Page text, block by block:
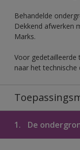
Behandelde
Dekkend afwerken
Marks.
Voor gedetailleerde
naar het
1. De